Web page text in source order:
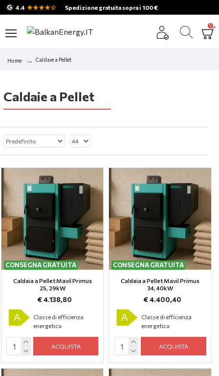
4.4 ★★★★☆ Spedizione gratuita sopra i 100 €
0
Home Caldaie a Pellet
Caldaie a Pellet
CONSEGNA GRATUITA
Caldaia a Pellet Mavil Primus
25, 29kW
€ 4.138,80
A
Classe di efficienza
energetica
ACQUISTA
CONSEGNA GRATUITA
Caldaia a Pellet Mavil Primus
34, 40kW
€ 4.400,40
A
Classe di efficienza
energetica
ACQUISTA